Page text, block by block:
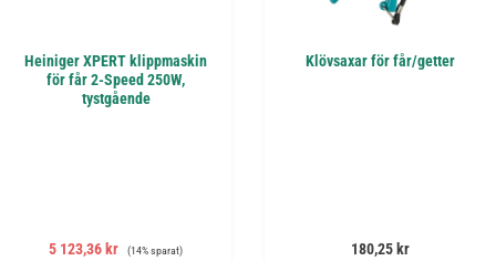
Heiniger XPERT klippmaskin
för får 2-Speed 250W,
tystgående
Försäljningspris:
5 123,36 kr Ordinarie pris:
(14% sparat)
Klövsaxar för får/getter
Ordinarie pris:
180,25 kr